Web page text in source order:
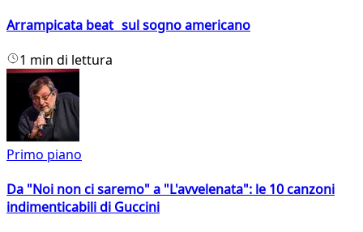
Arrampicata beat sul sogno americano
1 min di lettura
Primo piano
Da "Noi non ci saremo" a "L'avvelenata": le 10 canzoni
indimenticabili di Guccini